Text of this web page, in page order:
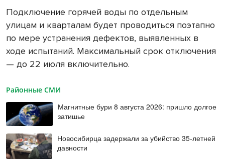
Подключение горячей воды по отдельным
улицам и кварталам будет проводиться поэтапно
по мере устранения дефектов, выявленных в
ходе испытаний. Максимальный срок отключения
— до 22 июля включительно.
Районные СМИ
Магнитные бури 8 августа 2026: пришло долгое
затишье
Новосибирца задержали за убийство 35-летней
давности